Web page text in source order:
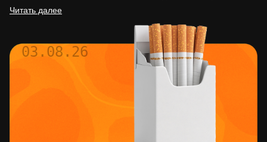
сети. По сообщениям…
Читать далее
03.08.26